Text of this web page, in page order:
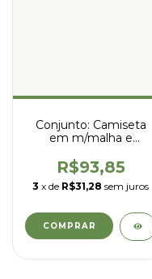
Conjunto: Camiseta
em m/malha e
moletom s/ felpa - kyly
- 1002249
R$93,85
3 x de R$31,28 sem juros
COMPRAR